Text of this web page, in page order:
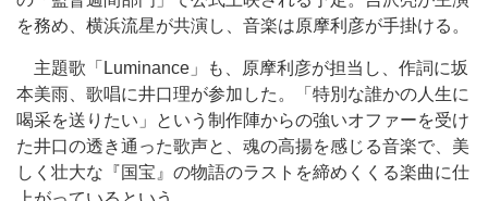
を務め、横浜流星が共演し、音楽は原摩利彦が手掛ける。
主題歌「Luminance」も、原摩利彦が担当し、作詞に坂
本美雨、歌唱に井口理が参加した。「特別な誰かの人生に
喝采を送りたい」という制作陣からの強いオファーを受け
た井口の透き通った歌声と、魂の高揚を感じる音楽で、美
しく壮大な『国宝』の物語のラストを締めくくる楽曲に仕